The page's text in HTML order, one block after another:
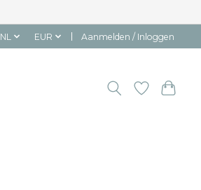
NL EUR Aanmelden / Inloggen